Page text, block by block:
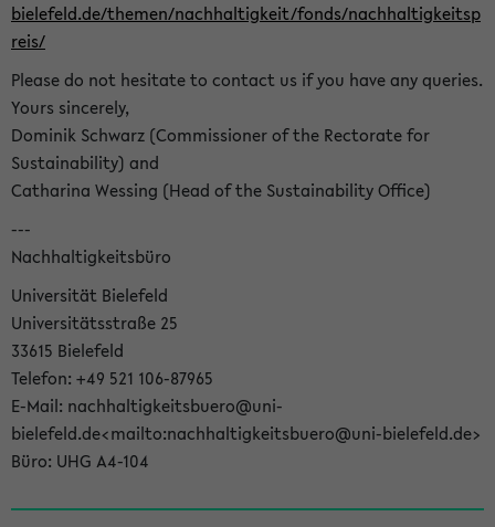
bielefeld.de/themen/nachhaltigkeit/fonds/nachhaltigkeitsp
reis/
Please do not hesitate to contact us if you have any queries.
Yours sincerely,
Dominik Schwarz (Commissioner of the Rectorate for
Sustainability) and
Catharina Wessing (Head of the Sustainability Office)
---
Nachhaltigkeitsbüro
Universität Bielefeld
Universitätsstraße 25
33615 Bielefeld
Telefon: +49 521 106-87965
E-Mail: nachhaltigkeitsbuero@uni-
bielefeld.de<mailto:nachhaltigkeitsbuero@uni-bielefeld.de>
Büro: UHG A4-104